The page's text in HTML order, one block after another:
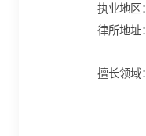
执业地区
律所地址
擅长领域